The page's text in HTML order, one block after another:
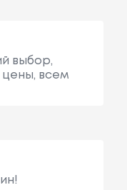
выбор,
цены, всем